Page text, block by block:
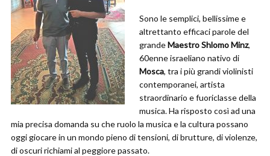
Sono le semplici, bellissime e
altrettanto efficaci parole del
grandeMaestro Shlomo Minz,
60enne israeliano nativo di
Mosca, tra i più grandi violinisti
contemporanei, artista
straordinario e fuoriclasse della
musica. Ha risposto così ad una
mia precisa domanda su che ruolo la musica e la cultura possano
oggi giocare in un mondo pieno di tensioni, di brutture, di violenze,
di oscuri richiami al peggiore passato.